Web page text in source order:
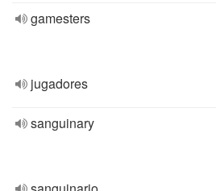
gamesters
jugadores
sanguinary